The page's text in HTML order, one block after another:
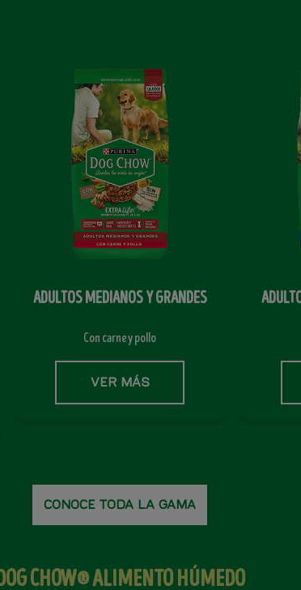
ADULTOS MEDIANOS Y GRANDES
Con carne y pollo
VER MÁS
CONOCE TODA LA GAMA
CHOW®ALIMENTO HÚMEDO